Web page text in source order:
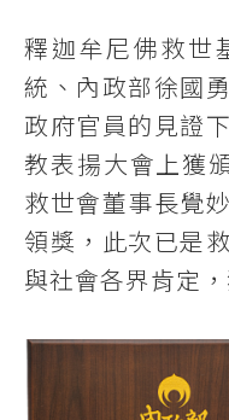
釋迦牟尼佛救世
統、內政部徐國
政府官員的見證
教表揚大會上獲
救世會董事長覺
領獎，此次已是
與社會各界肯定